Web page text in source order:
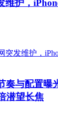
维护，
奏与配置曝
潜望长焦